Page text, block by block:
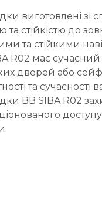
виготовлені зі
та стійкістю до
та стійкими
R02 має
дверей або
та
BB SIBA R02